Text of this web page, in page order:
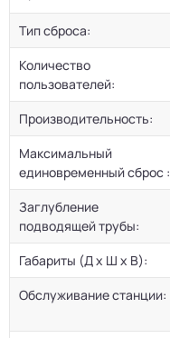
Тип сброса:
Количество
пользователей:
Производительность:
Максимальный
единовременный сброс :
Заглубление
подводящей трубы:
Габариты (Д х Ш х В):
Обслуживание станции: